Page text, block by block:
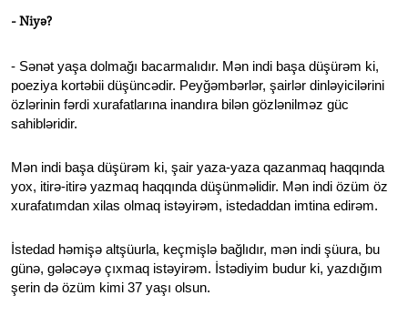
- Niyə?
- Sənət yaşa dolmağı bacarmalıdır. Mən indi başa düşürəm ki,
poeziya kortəbii düşüncədir. Peyğəmbərlər, şairlər dinləyicilərini
özlərinin fərdi xurafatlarına inandıra bilən gözlənilməz güc
sahibləridir.
Mən indi başa düşürəm ki, şair yaza-yaza qazanmaq haqqında
yox, itirə-itirə yazmaq haqqında düşünməlidir. Mən indi özüm öz
xurafatımdan xilas olmaq istəyirəm, istedaddan imtina edirəm.
İstedad həmişə altşüurla, keçmişlə bağlıdır, mən indi şüura, bu
günə, gələcəyə çıxmaq istəyirəm. İstədiyim budur ki, yazdığım
şerin də özüm kimi 37 yaşı olsun.